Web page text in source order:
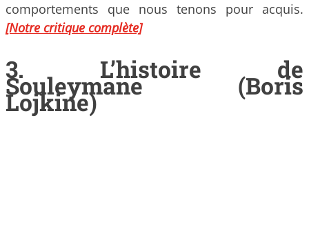
comportements que nous tenons pour acquis.
[Notre critique complète]
3. L’histoire de
Souleymane(Boris
Lojkine)